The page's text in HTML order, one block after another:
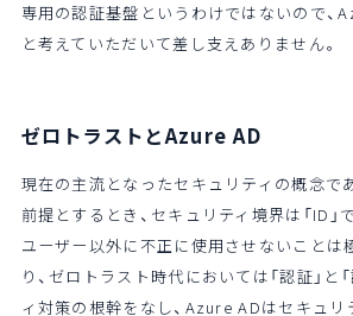
専用の認証基盤というわけではないので、
と考えていただいて差し支えありません。
ゼロトラストとAzure AD
現在の主流となったセキュリティの概念で
前提とするとき、セキュリティ境界は「ID」
ユーザー以外に不正に使用させないことは
り、ゼロトラスト時代においては「認証」と
ィ対策の根幹をなし、Azure ADはセキュリ